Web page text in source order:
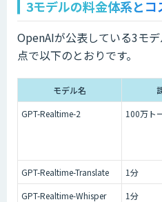
3モデルの料金体系とコ
OpenAIが公表している3モ
点で以下のとおりです。
モデル名
GPT-Realtime-2
100万ト
GPT-Realtime-Translate
1分
GPT-Realtime-Whisper
1分